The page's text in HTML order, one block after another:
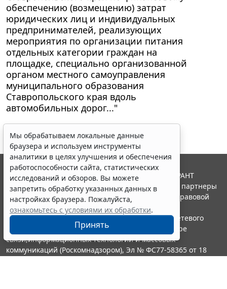
обеспечению (возмещению) затрат
юридических лиц и индивидуальных
предпринимателей, реализующих
мероприятия по организации питания
отдельных категории граждан на
площадке, специально организованной
органом местного самоуправления
муниципального образования
Ставропольского края вдоль
автомобильных дорог..."
Мы обрабатываем локальные данные
браузера и используем инструменты
аналитики в целях улучшения и обеспечения
работоспособности сайта, статистических
исследований и обзоров. Вы можете
запретить обработку указанных данных в
настройках браузера. Пожалуйста,
ознакомьтесь с условиями их обработки.
Принять
© ООО "НПП "ГАРАНТ-СЕРВИС", 2026. Система ГАРАНТ
выпускается с 1990 года. Компания "Гарант" и ее партнеры
являются участниками Российской ассоциации правовой
информации ГАРАНТ.
Портал ГАРАНТ.РУ зарегистрирован в качестве сетевого
издания Федеральной службой по надзору в сфере
связи,информационных технологий и массовых
коммуникаций (Роскомнадзором), Эл № ФС77-58365 от 18